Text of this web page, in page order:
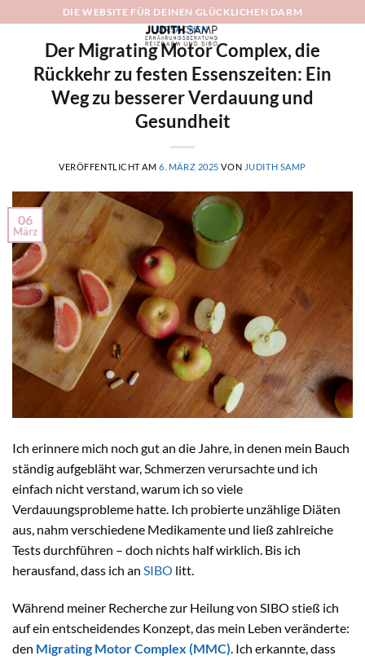
DIE WEBSITE FÜR DEINEN GLÜCKLICHEN DARM
URSACHEN
Der Migrating Motor Complex, die
Rückkehr zu festen Essenszeiten: Ein
Weg zu besserer Verdauung und
Gesundheit
VERÖFFENTLICHT AM6. MÄRZ 2025 VON JUDITH SAMP
06
März
Ich erinnere mich noch gut an die Jahre, in denen mein Bauch
ständig aufgebläht war, Schmerzen verursachte und ich
einfach nicht verstand, warum ich so viele
Verdauungsprobleme hatte. Ich probierte unzählige Diäten
aus, nahm verschiedene Medikamente und ließ zahlreiche
Tests durchführen – doch nichts half wirklich. Bis ich
herausfand, dass ich an SIBO litt.
Während meiner Recherche zur Heilung von SIBO stieß ich
auf ein entscheidendes Konzept, das mein Leben veränderte:
den Migrating Motor Complex (MMC). Ich erkannte, dass